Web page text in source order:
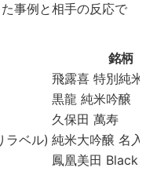
事例と相手の反応で
銘柄
飛露喜 特別純米
黒龍 純米吟醸
久保田 萬寿
ラベル) 純米大吟醸 名
鳳凰美田 Black